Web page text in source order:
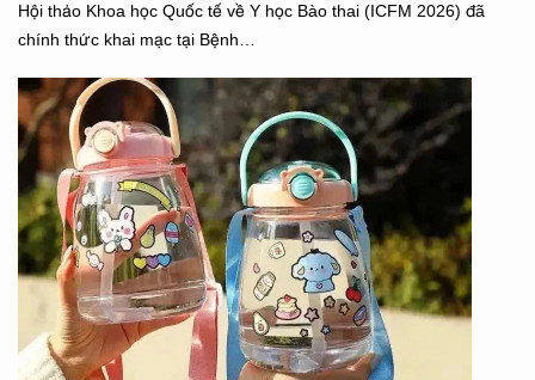
Hội thảo Khoa học Quốc tế về Y học Bào thai (ICFM 2026) đã
chính thức khai mạc tại Bệnh…